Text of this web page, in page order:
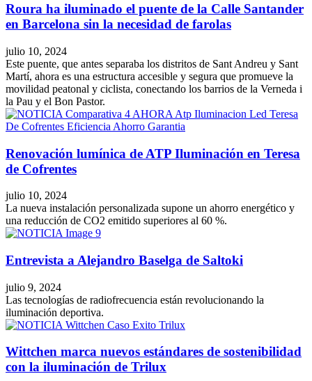
Roura ha iluminado el puente de la Calle Santander
en Barcelona sin la necesidad de farolas
julio 10, 2024
Este puente, que antes separaba los distritos de Sant Andreu y Sant
Martí, ahora es una estructura accesible y segura que promueve la
movilidad peatonal y ciclista, conectando los barrios de la Verneda i
la Pau y el Bon Pastor.
Renovación lumínica de ATP Iluminación en Teresa
de Cofrentes
julio 10, 2024
La nueva instalación personalizada supone un ahorro energético y
una reducción de CO2 emitido superiores al 60 %.
Entrevista a Alejandro Baselga de Saltoki
julio 9, 2024
Las tecnologías de radiofrecuencia están revolucionando la
iluminación deportiva.
Wittchen marca nuevos estándares de sostenibilidad
con la iluminación de Trilux